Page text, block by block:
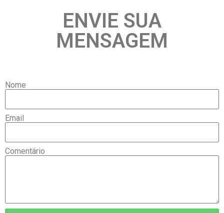
ENVIE SUA
MENSAGEM
Nome
Email
Comentário